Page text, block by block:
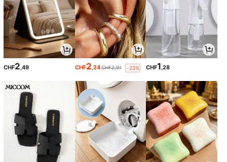
CHF2,49 CHF2,24CHF2,91 -23% CHF1,28